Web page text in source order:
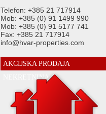
Telefon: +385 21 717914
Mob: +385 (0) 91 1499 990
Mob: +385 (0) 91 5177 741
Fax: +385 21 717914
info@hvar-properties.com
AKCIJSKA PRODAJA
NEKRETNINA